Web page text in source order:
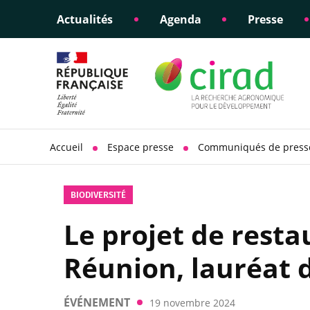
Actualités Agenda Presse
Éclairer les politiques
Appui à la
scientifique
Engagements éthiques
sociétale
Accueil Espace presse Communiqués de
BIODIVERSITÉ
Le projet de
Réunion, lauréat
ÉVÉNEMENT 19 novembre 2024